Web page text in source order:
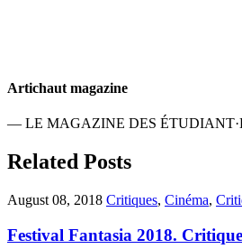
Artichaut magazine
— LE MAGAZINE DES
Related Posts
August 08, 2018 Critiques, Cinéma,
Festival Fantasia 2018.